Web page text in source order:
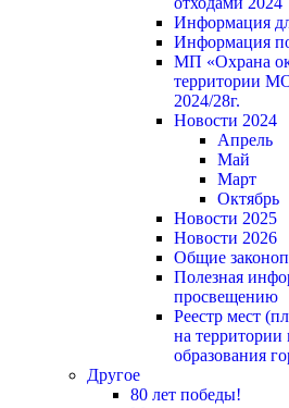
Информация
Информация
МП «Охрана
территории
2024/28г.
Новости 2024
Апрель
Май
Март
Октябрь
Новости 2025
Новости 2026
Общие
Полезная
просвещению
Реестр мест
на
образования
Другое
80 лет победы!